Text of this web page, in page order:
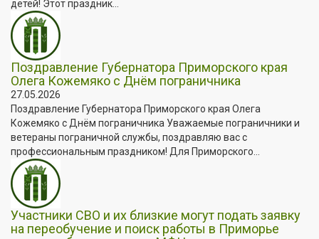
детей! Этот праздник...
Поздравление Губернатора Приморского края
Олега Кожемяко с Днём пограничника
27.05.2026
Поздравление Губернатора Приморского края Олега
Кожемяко с Днём пограничника Уважаемые пограничники и
ветераны пограничной службы, поздравляю вас с
профессиональным праздником! Для Приморского...
Участники СВО и их близкие могут подать заявку
на переобучение и поиск работы в Приморье